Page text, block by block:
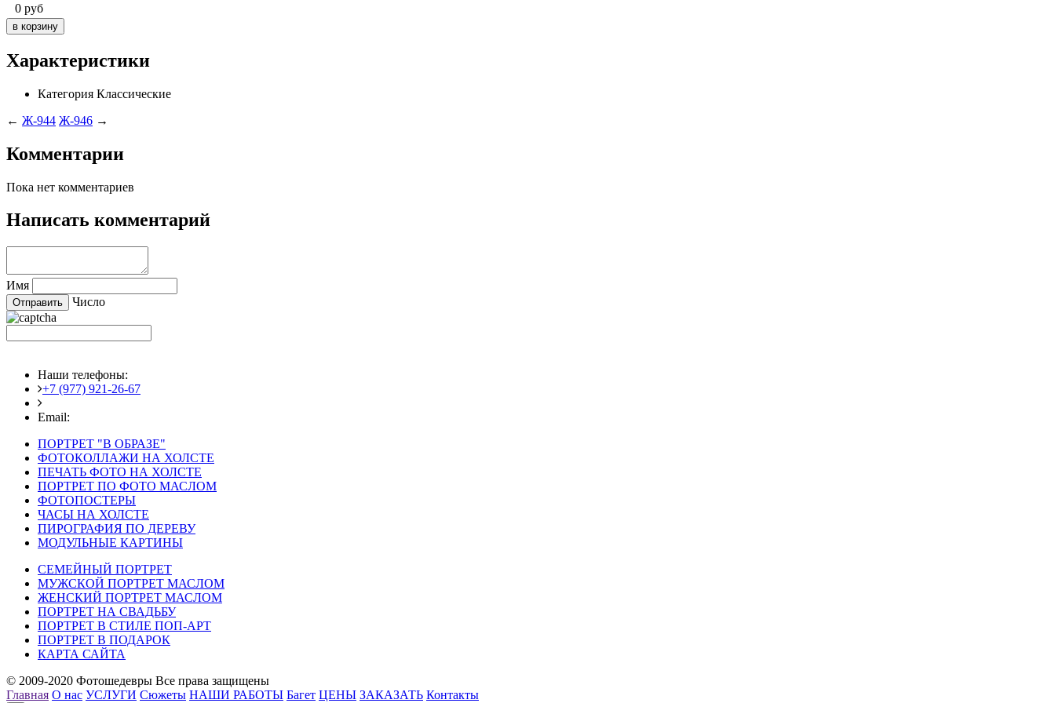
0 руб
Характеристики
Категория Классические
← Ж-944 Ж-946 →
Комментарии
Пока нет комментариев
Написать комментарий
Имя
Число
Наши телефоны:
+7 (977) 921-26-67
Email:
ПОРТРЕТ "В ОБРАЗЕ"
ФОТОКОЛЛАЖИ НА ХОЛСТЕ
ПЕЧАТЬ ФОТО НА ХОЛСТЕ
ПОРТРЕТ ПО ФОТО МАСЛОМ
ФОТОПОСТЕРЫ
ЧАСЫ НА ХОЛСТЕ
ПИРОГРАФИЯ ПО ДЕРЕВУ
МОДУЛЬНЫЕ КАРТИНЫ
СЕМЕЙНЫЙ ПОРТРЕТ
МУЖСКОЙ ПОРТРЕТ МАСЛОМ
ЖЕНСКИЙ ПОРТРЕТ МАСЛОМ
ПОРТРЕТ НА СВАДЬБУ
ПОРТРЕТ В СТИЛЕ ПОП-АРТ
ПОРТРЕТ В ПОДАРОК
КАРТА САЙТА
© 2009-2020 Фотошедевры Все права защищены
Главная О нас УСЛУГИ Сюжеты НАШИ РАБОТЫ Багет ЦЕНЫ ЗАКАЗАТЬ Контакты